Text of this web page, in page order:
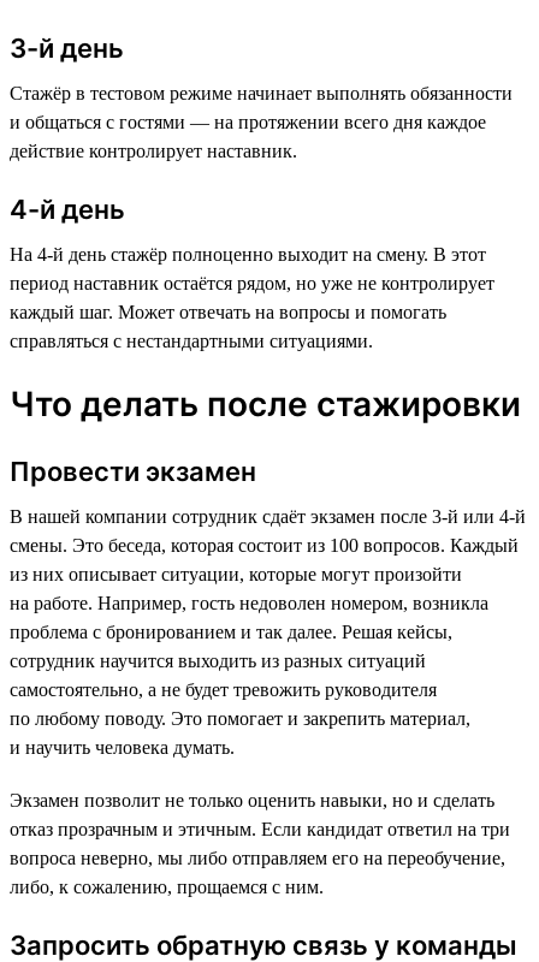
3-й день
Стажёр в тестовом режиме начинает выполнять обязанности
и общаться с гостями — на протяжении всего дня каждое
действие контролирует наставник.
4-й день
На 4-й день стажёр полноценно выходит на смену. В этот
период наставник остаётся рядом, но уже не контролирует
каждый шаг. Может отвечать на вопросы и помогать
справляться с нестандартными ситуациями.
Что делать после стажировки
Провести экзамен
В нашей компании сотрудник сдаёт экзамен после 3-й или 4-й
смены. Это беседа, которая состоит из 100 вопросов. Каждый
из них описывает ситуации, которые могут произойти
на работе. Например, гость недоволен номером, возникла
проблема с бронированием и так далее. Решая кейсы,
сотрудник научится выходить из разных ситуаций
самостоятельно, а не будет тревожить руководителя
по любому поводу. Это помогает и закрепить материал,
и научить человека думать.
Экзамен позволит не только оценить навыки, но и сделать
отказ прозрачным и этичным. Если кандидат ответил на три
вопроса неверно, мы либо отправляем его на переобучение,
либо, к сожалению, прощаемся с ним.
Запросить обратную связь у команды